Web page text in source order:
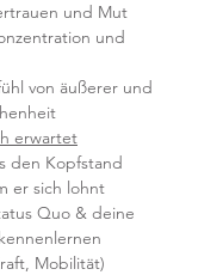
und Mut
und
von äußerer und
erwartet
den Kopfstand
er sich lohnt
Quo & deine
Mobilität)